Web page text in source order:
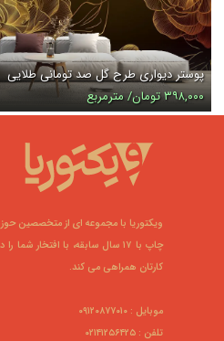
پوستر دیواری طرح گل صد تومانی طلایی
۳۹۸,۰۰۰ تومان/ مترمربع
ویکتوریا با مجموعه ای از متخصصین
چاپ با ۱۷ سال سابقه، با افتخار
کارتان همراهی می کند.
موبایل : ۰۹۱۲۰۸۷۷۰۱۰
تلفن : ۰۲۱۴۱۲۵۶۴۲۵